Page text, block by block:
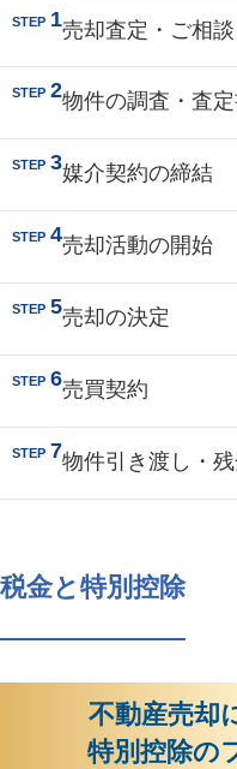
STEP 1売却査定・ご相談
STEP 2物件の調査・査
STEP 3媒介契約の締結
STEP 4売却活動の開始
STEP 5売却の決定
STEP 6売買契約
STEP 7物件引き渡し・
税金と特別控除
不動産売却
特別控除の